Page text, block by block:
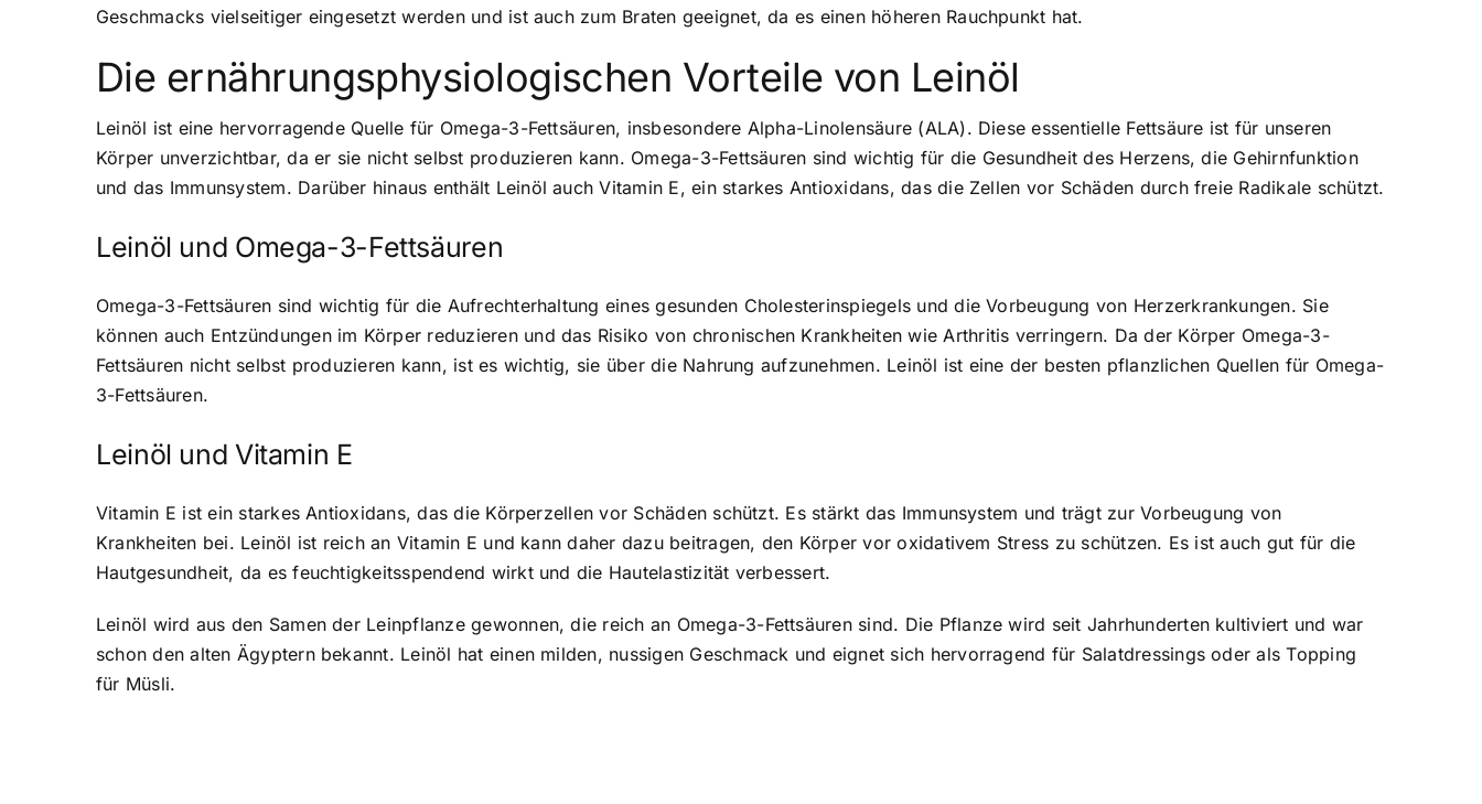
Geschmacks vielseitiger eingesetzt werden und ist auch zum Braten geeignet, da es einen höheren Rauchpunkt hat.
Die ernährungsphysiologischen Vorteile von Leinöl
Leinöl ist eine hervorragende Quelle für Omega-3-Fettsäuren, insbesondere Alpha-Linolensäure (ALA). Diese essentielle Fettsäure ist für unseren
Körper unverzichtbar, da er sie nicht selbst produzieren kann. Omega-3-Fettsäuren sind wichtig für die Gesundheit des Herzens, die Gehirnfunktion
und das Immunsystem. Darüber hinaus enthält Leinöl auch Vitamin E, ein starkes Antioxidans, das die Zellen vor Schäden durch freie Radikale schützt.
Leinöl und Omega-3-Fettsäuren
Omega-3-Fettsäuren sind wichtig für die Aufrechterhaltung eines gesunden Cholesterinspiegels und die Vorbeugung von Herzerkrankungen. Sie
können auch Entzündungen im Körper reduzieren und das Risiko von chronischen Krankheiten wie Arthritis verringern. Da der Körper Omega-3-
Fettsäuren nicht selbst produzieren kann, ist es wichtig, sie über die Nahrung aufzunehmen. Leinöl ist eine der besten pflanzlichen Quellen für Omega-
3-Fettsäuren.
Leinöl und Vitamin E
Vitamin E ist ein starkes Antioxidans, das die Körperzellen vor Schäden schützt. Es stärkt das Immunsystem und trägt zur Vorbeugung von
Krankheiten bei. Leinöl ist reich an Vitamin E und kann daher dazu beitragen, den Körper vor oxidativem Stress zu schützen. Es ist auch gut für die
Hautgesundheit, da es feuchtigkeitsspendend wirkt und die Hautelastizität verbessert.
Leinöl wird aus den Samen der Leinpflanze gewonnen, die reich an Omega-3-Fettsäuren sind. Die Pflanze wird seit Jahrhunderten kultiviert und war
schon den alten Ägyptern bekannt. Leinöl hat einen milden, nussigen Geschmack und eignet sich hervorragend für Salatdressings oder als Topping
für Müsli.